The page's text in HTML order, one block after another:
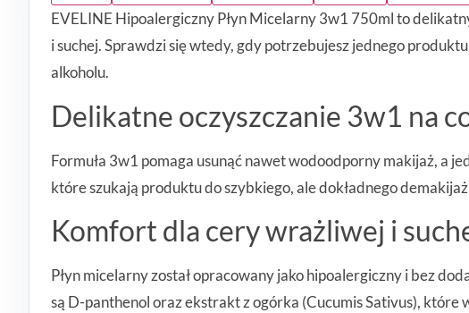
EVELINE Hipoalergiczny Płyn Micelarny 3w1 750ml to
i suchej. Sprawdzi się wtedy, gdy potrzebujesz jednego
alkoholu.
Delikatne oczyszczanie 3w1 na
Formuła 3w1 pomaga usunąć nawet wodoodporny makijaż, a
które szukają produktu do szybkiego, ale dokładnego
Komfort dla cery wrażliwej i
Płyn micelarny został opracowany jako hipoalergiczny i bez
są D-panthenol oraz ekstrakt z ogórka (Cucumis Sativus), które